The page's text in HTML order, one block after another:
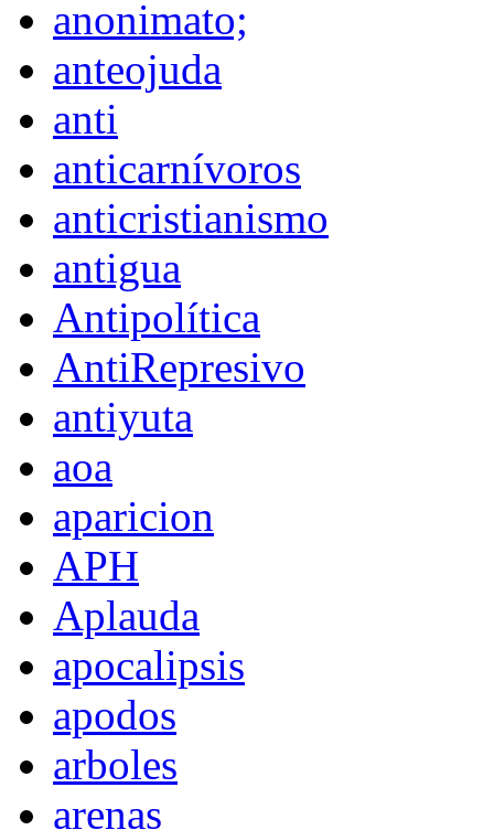
anonimato;
anteojuda
anti
anticarnívoros
anticristianismo
antigua
Antipolítica
AntiRepresivo
antiyuta
aoa
aparicion
APH
Aplauda
apocalipsis
apodos
arboles
arenas